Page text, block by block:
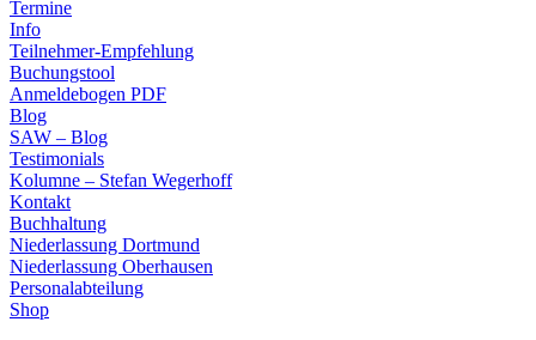
Termine
Info
Teilnehmer-Empfehlung
Buchungstool
Anmeldebogen PDF
Blog
SAW – Blog
Testimonials
Kolumne – Stefan Wegerhoff
Kontakt
Buchhaltung
Niederlassung Dortmund
Niederlassung Oberhausen
Personalabteilung
Shop